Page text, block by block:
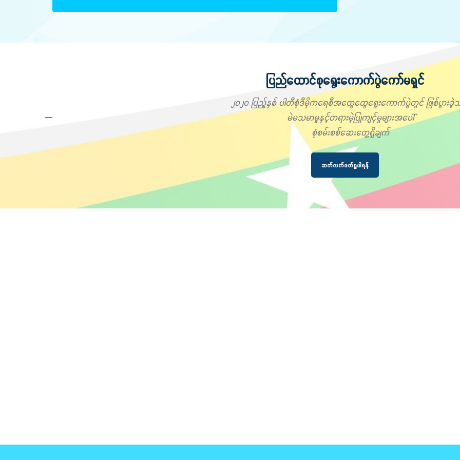
ပြည်ထောင်စုရွေးကောက်ပွဲကော်မရှင်
၂၀၂၀ ပြည့်နှစ် ပါတီစုံဒီမိုကရေစီအထွေထွေရွေးကောက်ပွဲတွင် ဖြစ်ပွား
မဲမသမာမှုနှင့်တရားမဲ့ပြုကျင့်မှုများအပေါ်
စုံစမ်းစစ်ဆေးတွေ့ရှိချက်
ဆက်လက်ဖတ်ရှုပါရန်